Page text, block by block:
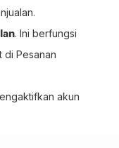
. Ini berfungsi
di Pesanan
akun